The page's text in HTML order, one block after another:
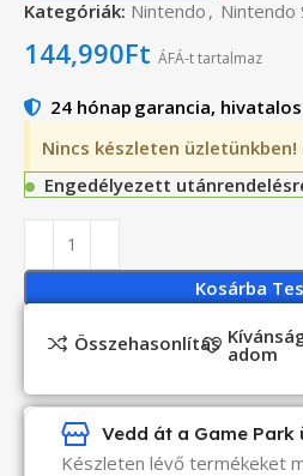
Kategóriák: Nintendo , Nintendo
144,990Ft ÁFÁ-t tartalmaz
24 hónap garancia,
Nincs készleten
Engedélyezett
Kosárba
Összehasonlítás adom
Vedd át a Game Park
Készleten lévő termékeket